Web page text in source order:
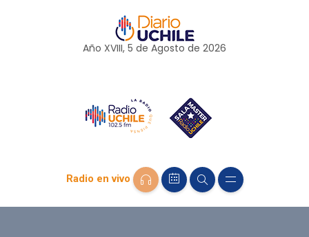
Año XVIII, 5 de Agosto de 2026
Radio en vivo